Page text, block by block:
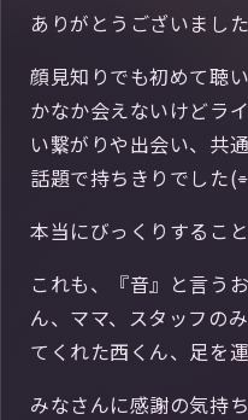
ありがとうございました
顔見知りでも初めて聴
かなか会えないけどラ
い繋がりや出会い、共
話題で持ちきりでした
本当にびっくりするこ
これも、『音』と言う
ん、ママ、スタッフの
てくれた西くん、足を
みなさんに感謝の気持